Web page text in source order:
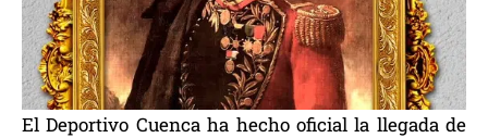
El Deportivo Cuenca ha hecho oficial la llegada de